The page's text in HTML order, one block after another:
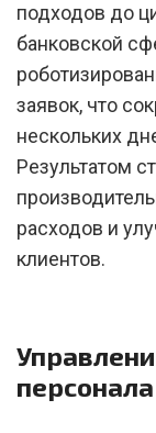
подходов до
банковской
заявок, что
нескольких
Результатом
расходов и
клиентов.
персонала